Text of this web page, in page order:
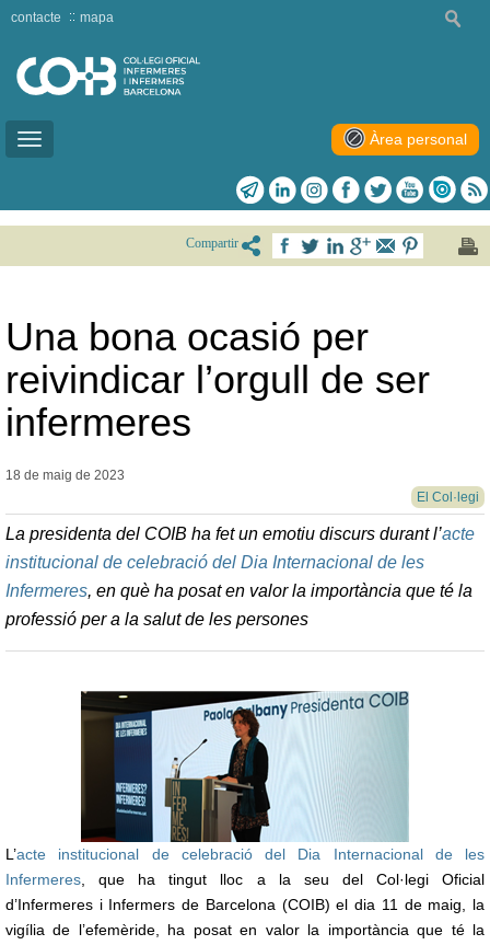
Toggle
contacte mapa
Àrea personal
Compartir
Una bona ocasió per
reivindicar l’orgull de ser
infermeres
18 de maig de 2023
El Col·legi
La presidenta del COIB ha fet un emotiu discurs durant l’acte
institucional de celebració del Dia Internacional de les
Infermeres, en què ha posat en valor la importància que té la
professió per a la salut de les persones
L’acte institucional de celebració del Dia Internacional de les
Infermeres, que ha tingut lloc a la seu del Col·legi Oficial
d’Infermeres i Infermers de Barcelona (COIB) el dia 11 de maig, la
vigília de l’efemèride, ha posat en valor la importància que té la